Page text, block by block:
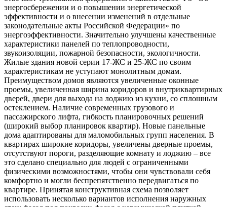
энергосбережении и о повышении энергетической
эффективности и о внесении изменений в отдельные
законодательные акты Российской Федерации» по
энергоэффективности. Значительно улучшены качественные
характеристики панелей по теплопроводности,
звукоизоляции, пожарной безопасности, экологичности.
Жилые здания новой серии 17-ЖС и 25-ЖС по своим
характеристикам не уступают монолитным домам.
Преимуществом домов являются увеличенные оконные
проемы, увеличенная ширина коридоров и внутриквартирных
дверей, двери для выхода на лоджию из кухни, со сплошным
остеклением. Наличие современных грузового и
пассажирского лифта, гибкость планировочных решений
(широкий выбор планировок квартир). Новые панельные
дома адаптированы для маломобильных групп населения. В
квартирах широкие коридоры, увеличены дверные проемы,
отсутствуют пороги, разделяющие комнату и лоджию – все
это сделано специально для людей с ограниченными
физическими возможностями, чтобы они чувствовали себя
комфортно и могли беспрепятственно передвигаться по
квартире. Принятая конструктивная схема позволяет
использовать несколько вариантов исполнения наружных